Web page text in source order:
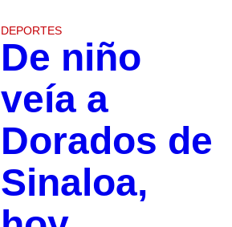
DEPORTES
De niño
veía a
Dorados de
Sinaloa,